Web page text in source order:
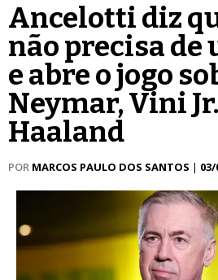
Ancelotti diz
não precisa de
e abre o jogo
Neymar, Vini
Haaland
POR MARCOS PAULO DOS SANTOS |